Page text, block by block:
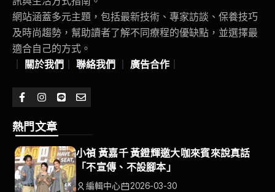
網站涵蓋多元主題，包括最新技術、專家訪談、保養技巧
及時尚趨勢，幫助讀者了解不同療程的優缺點，並選擇最
適合自己的方式。
關於我們 聯絡我們 廣告合作
熱門文章
小禎 黃嘉千 黃鐙輝邀大咖來賓來說真話
「不宣傳、不設腳本」
編輯中心 2026-03-30